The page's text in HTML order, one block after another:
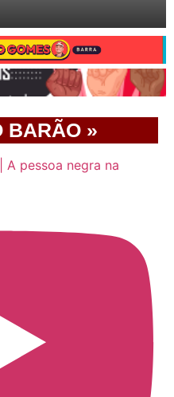
LULA
BARÃO »
A pessoa negra na